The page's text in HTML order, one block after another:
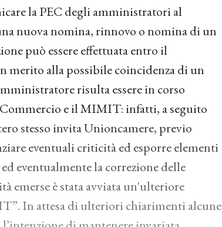
la PEC degli amministratori al
nuova nomina, rinnovo o nomina di un
può essere effettuata entro il
merito alla possibile coincidenza di un
risulta essere in corso
e il MIMIT: infatti, a seguito
stesso invita Unioncamere, previo
eventuali criticità ed esporre elementi
eventualmente la correzione delle
emerse è stata avviata un'ulteriore
In attesa di ulteriori chiarimenti alcune